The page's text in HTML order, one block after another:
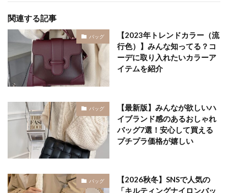
関連する記事
バッグ
【2023年トレンドカラー（流
行色）】みんな知ってる？コ
ーデに取り入れたいカラーア
イテムを紹介
バッグ
【最新版】みんなが欲しいハ
イブランド感のあるおしゃれ
バッグ7選！安心して買える
プチプラ価格が嬉しい
バッグ
【2026秋冬】SNSで人気の
「キルティングナイロンバッ